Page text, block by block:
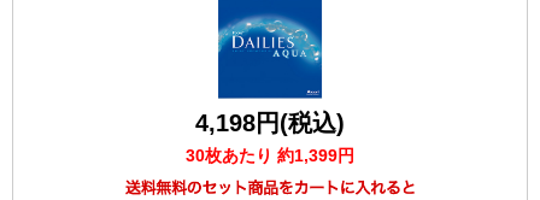
4,198円(税込)
30枚あたり 約1,399円